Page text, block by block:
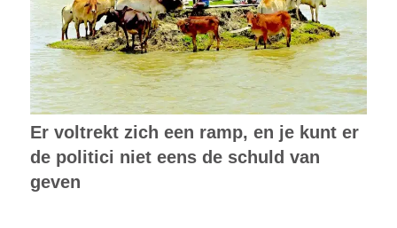
Er voltrekt zich een ramp, en je kunt er
de politici niet eens de schuld van
geven